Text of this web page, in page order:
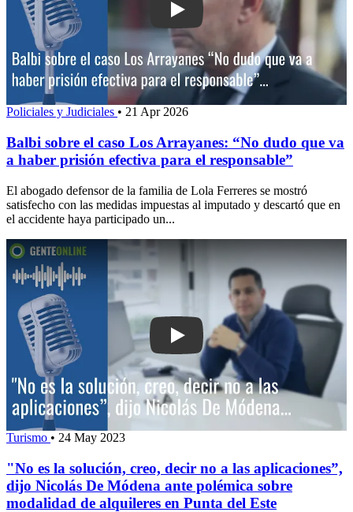
Play: Balbi sobre el caso Los
Policiales y Judiciales • 21 Apr 2026
Balbi sobre el caso Los Arrayanes: “No dudo que va
a haber prisión efectiva para el responsable”
El abogado defensor de la familia de Lola Ferreres se mostró
satisfecho con las medidas impuestas al imputado y descartó que en
el accidente haya participado un...
Play: "No es la solución, creo, decir
Turismo • 24 May 2023
"No es la solución, creo, decir no a las aplicaciones”,
dijo Nicolás De Módena ante polémica sobre
modalidad de alquileres en Punta del Este